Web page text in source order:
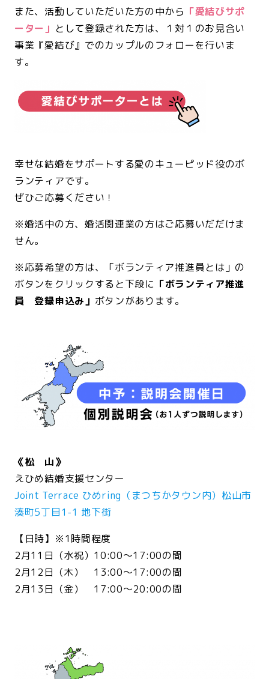
また、活動していただいた方の中から 「愛結びサポ
ーター」 として登録された方は、１対１のお見合い
事業『愛結び』でのカップルのフォローを行いま
す。
幸せな結婚をサポートする愛のキューピッド役のボ
ランティアです。
ぜひご応募ください！
※婚活中の方、婚活関連業の方はご応募いだだけま
せん。
※応募希望の方は、「ボランティア推進員とは」の
ボタンをクリックすると下段に 「ボランティア推進
員 登録申込み」 ボタンがあります。
《松 山》
えひめ結婚支援センター
Joint Terrace ひめring（まつちかタウン内）松山市
湊町5丁目1-1 地下街
【日時】※1時間程度
2月11日（水祝）10:00～17:00の間
2月12日（木） 13:00～17:00の間
2月13日（金） 17:00～20:00の間